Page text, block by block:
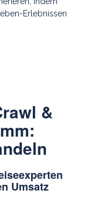
Erlebnissen
&
Umsatz